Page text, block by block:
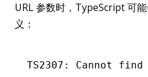
URL 参数时，TypeScript 可
义：
TS2307: Cannot